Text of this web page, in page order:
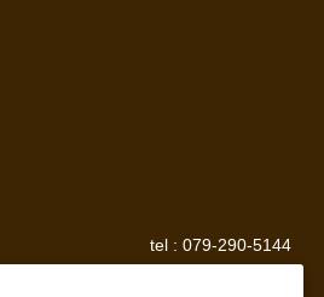
tel : 079-290-5144